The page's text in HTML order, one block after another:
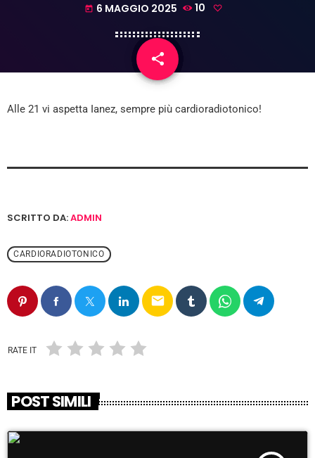
today 6 MAGGIO 2025 10
share
email
Alle 21 vi aspetta Ianez, sempre più cardioradiotonico!
SCRITTO DA:ADMIN
CARDIORADIOTONICO
email
RATE IT
POST SIMILI